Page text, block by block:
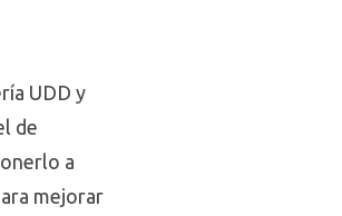
UDD y
de
a
mejorar